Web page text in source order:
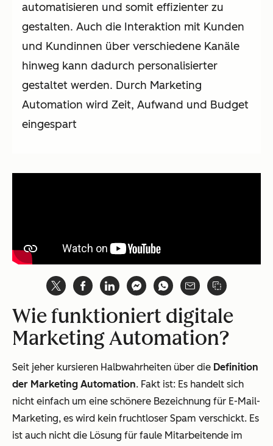
automatisieren und somit effizienter zu
gestalten. Auch die Interaktion mit Kunden
und Kundinnen über verschiedene Kanäle
hinweg kann dadurch personalisierter
gestaltet werden. Durch Marketing
Automation wird Zeit, Aufwand und Budget
eingespart
Wie funktioniert digitale
Marketing Automation?
Seit jeher kursieren Halbwahrheiten über die Definition
der Marketing Automation. Fakt ist: Es handelt sich
nicht einfach um eine schönere Bezeichnung für E-Mail-
Marketing, es wird kein fruchtloser Spam verschickt. Es
ist auch nicht die Lösung für faule Mitarbeitende im